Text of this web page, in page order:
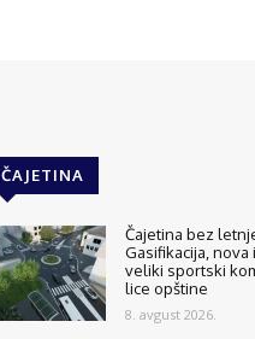
ČAJETINA
Čajetina bez
Gasifikacija,
veliki sportski
lice opštine
8. avgust 2026.